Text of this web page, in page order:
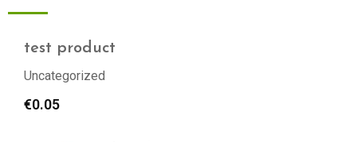
test product
Uncategorized
€0.05